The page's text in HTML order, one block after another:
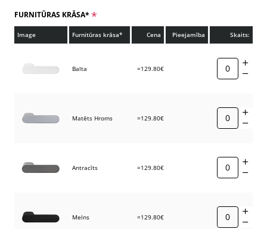
FURNITŪRAS KRĀSA*
Image Furnitūras krāsa* Cena Pieejamība Skaits:
Balta =129.80€
Matēts Hroms =129.80€
Antracīts =129.80€
Melns =129.80€